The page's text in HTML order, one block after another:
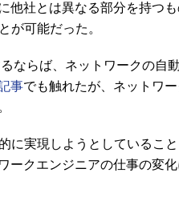
他社とは異なる部分を持つ
が可能だった。
ならば、ネットワークの自
事でも触れたが、ネットワ
に実現しようとしていること
ークエンジニアの仕事の変